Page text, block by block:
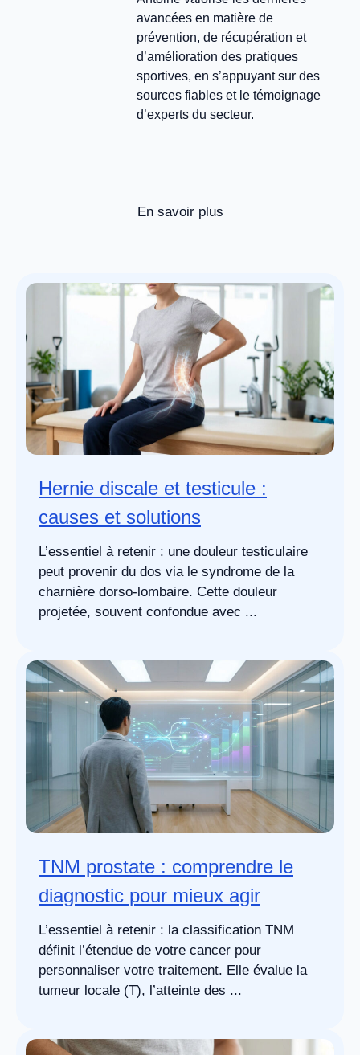
avancées en matière de
prévention, de récupération et
d’amélioration des pratiques
sportives, en s’appuyant sur des
sources fiables et le témoignage
d’experts du secteur.
En savoir plus
Hernie discale et testicule :
causes et solutions
L’essentiel à retenir : une douleur testiculaire
peut provenir du dos via le syndrome de la
charnière dorso-lombaire. Cette douleur
projetée, souvent confondue avec ...
TNM prostate : comprendre le
diagnostic pour mieux agir
L’essentiel à retenir : la classification TNM
définit l’étendue de votre cancer pour
personnaliser votre traitement. Elle évalue la
tumeur locale (T), l’atteinte des ...